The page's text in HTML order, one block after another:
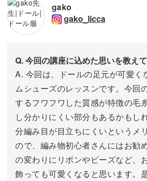
gako
gako_licca
Q. 今回の講座に込めた思いを教え
A. 今回は、ドールの足元が可愛く
ムシューズのレッスンです。今回
するフワフワした質感が特徴の毛
し分かりにくい部分もあるかもし
分編み目が目立ちにくいというメ
ので、編み物初心者さんにはお勧
の変わりにリボンやビーズなど、
飾っても可愛くなると思います。